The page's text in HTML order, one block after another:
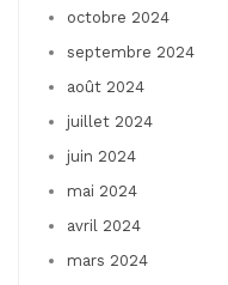
octobre 2024
septembre 2024
août 2024
juillet 2024
juin 2024
mai 2024
avril 2024
mars 2024